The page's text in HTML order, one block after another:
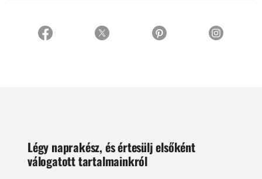
Légy naprakész, és értesülj elsőként
válogatott tartalmainkról